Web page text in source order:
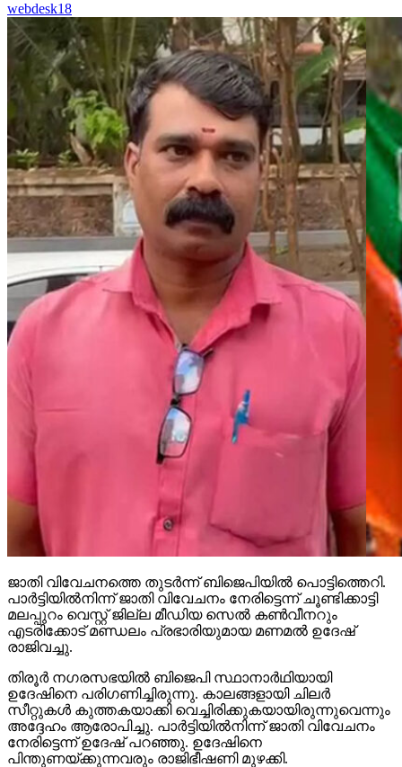
webdesk18
ജാതി വിവേചനത്തെ തുടര്‍ന്ന് ബിജെപിയില്‍ പൊട്ടിത്തെറി.
പാര്‍ട്ടിയില്‍നിന്ന് ജാതി വിവേചനം നേരിട്ടെന്ന് ചൂണ്ടിക്കാട്ടി
മലപ്പുറം വെസ്റ്റ് ജില്ല മീഡിയ സെല്‍ കണ്‍വീനറും
എടരിക്കോട് മണ്ഡലം പ്രഭാരിയുമായ മണമല്‍ ഉദേഷ്
രാജിവച്ചു.
തിരൂര്‍ നഗരസഭയില്‍ ബിജെപി സ്ഥാനാര്‍ഥിയായി
ഉദേഷിനെ പരിഗണിച്ചിരുന്നു. കാലങ്ങളായി ചിലര്‍
സീറ്റുകള്‍ കുത്തകയാക്കി വെച്ചിരിക്കുകയായിരുന്നുവെന്നും
അദ്ദേഹം ആരോപിച്ചു. പാര്‍ട്ടിയില്‍നിന്ന് ജാതി വിവേചനം
നേരിട്ടെന്ന് ഉദേഷ് പറഞ്ഞു. ഉദേഷിനെ
പിന്തുണയ്ക്കുന്നവരും രാജിഭീഷണി മുഴക്കി.